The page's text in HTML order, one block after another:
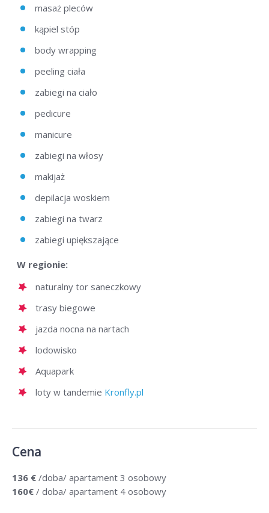
masaż pleców
kąpiel stóp
body wrapping
peeling ciała
zabiegi na ciało
pedicure
manicure
zabiegi na włosy
makijaż
depilacja woskiem
zabiegi na twarz
zabiegi upiększające
W regionie:
naturalny tor saneczkowy
trasy biegowe
jazda nocna na nartach
lodowisko
Aquapark
loty w tandemie Kronfly.pl
Cena
136 € /doba/ apartament 3 osobowy
160€ / doba/ apartament 4 osobowy